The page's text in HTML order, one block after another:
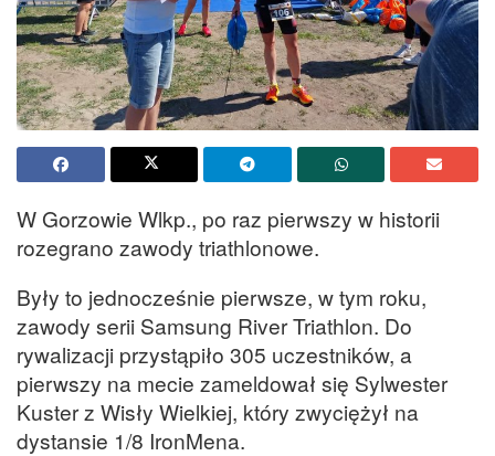
W Gorzowie Wlkp., po raz pierwszy w historii
rozegrano zawody triathlonowe.
Były to jednocześnie pierwsze, w tym roku,
zawody serii Samsung River Triathlon. Do
rywalizacji przystąpiło 305 uczestników, a
pierwszy na mecie zameldował się Sylwester
Kuster z Wisły Wielkiej, który zwyciężył na
dystansie 1/8 IronMena.